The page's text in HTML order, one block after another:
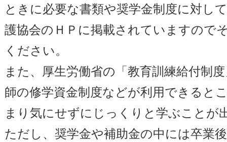
ときに必要な書類や奨学金制度に対し
護協会のＨＰに掲載されていますので
ください。
また、厚生労働省の「教育訓練給付制
師の修学資金制度などが利用できると
まり気にせずにじっくりと学ぶことが
ただし、奨学金や補助金の中には卒業